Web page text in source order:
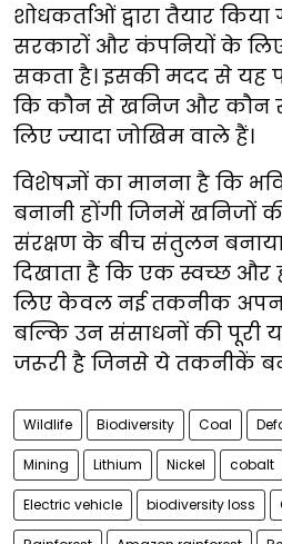
शोधकर्ताओं द्वारा तैयार
सरकारों और कंपनियों के लिए
सकता है। इसकी मदद से यह
कि कौन से खनिज और कौन से
लिए ज्यादा जोखिम वाले हैं।
विशेषज्ञों का मानना है कि
बनानी होंगी जिनमें खनिजों
संरक्षण के बीच संतुलन
दिखाता है कि एक स्वच्छ और
लिए केवल नई तकनीक
बल्कि उन संसाधनों की पूरी
जरूरी है जिनसे ये तकनीकें
Wildlife Biodiversity Coal
Mining Lithium Nickel cobalt
Electric vehicle biodiversity loss